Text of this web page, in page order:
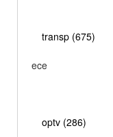
transp (675)
ece
optv (286)